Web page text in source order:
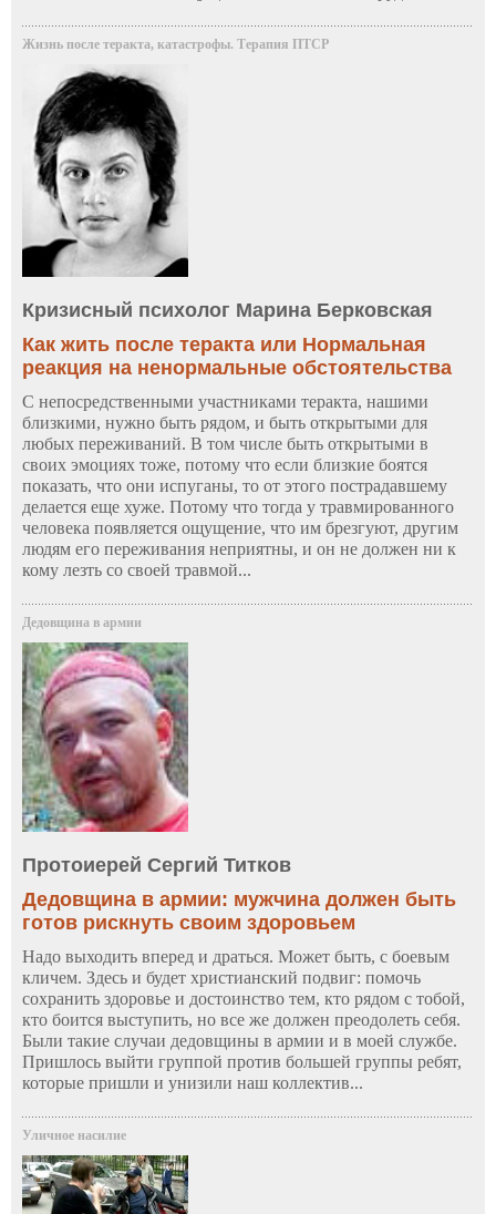
Жизнь после теракта, катастрофы. Терапия ПТСР
Кризисный психолог Марина Берковская
Как жить после теракта или Нормальная
реакция на ненормальные обстоятельства
С непосредственными участниками теракта, нашими
близкими, нужно быть рядом, и быть открытыми для
любых переживаний. В том числе быть открытыми в
своих эмоциях тоже, потому что если близкие боятся
показать, что они испуганы, то от этого пострадавшему
делается еще хуже. Потому что тогда у травмированного
человека появляется ощущение, что им брезгуют, другим
людям его переживания неприятны, и он не должен ни к
кому лезть со своей травмой...
Дедовщина в армии
Протоиерей Сергий Титков
Дедовщина в армии: мужчина должен быть
готов рискнуть своим здоровьем
Надо выходить вперед и драться. Может быть, с боевым
кличем. Здесь и будет христианский подвиг: помочь
сохранить здоровье и достоинство тем, кто рядом с тобой,
кто боится выступить, но все же должен преодолеть себя.
Были такие случаи дедовщины в армии и в моей службе.
Пришлось выйти группой против большей группы ребят,
которые пришли и унизили наш коллектив...
Уличное насилие